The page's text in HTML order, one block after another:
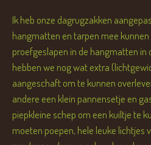
Ik heb onze dagrugzakken
hangmatten en tarpen mee
proefgeslapen in de hangmatten in
hebben we nog wat extra
aangeschaft om te kunnen
andere een klein pannensetje en
piepkleine schep om een kuiltje te
moeten poepen, hele leuke lichtjes